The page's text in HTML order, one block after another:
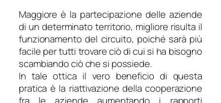
Maggiore è la partecipazione delle aziende
di un determinato territorio, migliore risulta il
funzionamento del circuito, poiché sarà più
facile per tutti trovare ciò di cui si ha bisogno
scambiando ciò che si possiede.
In tale ottica il vero beneficio di questa
pratica è la riattivazione della cooperazione